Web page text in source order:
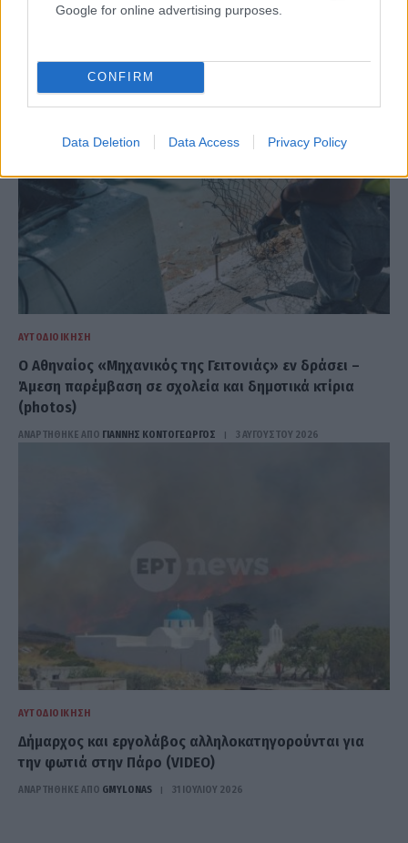
Google for online advertising purposes.
CONFIRM
Data Deletion Data Access Privacy Policy
43 σχολικές αυλές του Δήμου Αθηναίων γίνονται πιο
ΑΝΑΡΤΗΘΗΚΕ ΑΠΟΓΙΆΝΝΗΣ ΚΟΝΤΟΓΕΏΡΓΟΣ 5 ΑΥΓΟΎΣΤΟΥ 2026
ΑΥΤΟΔΙΟΊΚΗΣΗ
Ο Αθηναίος «Μηχανικός της Γειτονιάς» εν δράσει –
Άμεση παρέμβαση σε σχολεία και δημοτικά κτίρια
(photos)
ΑΝΑΡΤΗΘΗΚΕ ΑΠΟ ΓΙΆΝΝΗΣ ΚΟΝΤΟΓΕΏΡΓΟΣ 3 ΑΥΓΟΎΣΤΟΥ 2026
ΑΥΤΟΔΙΟΊΚΗΣΗ
Δήμαρχος και εργολάβος αλληλοκατηγορούνται για
την φωτιά στην Πάρο (VIDEO)
ΑΝΑΡΤΗΘΗΚΕ ΑΠΟ GMYLONAS 31 ΙΟΥΛΊΟΥ 2026